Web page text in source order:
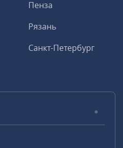
Пенза
Рязань
Санкт-Петербург